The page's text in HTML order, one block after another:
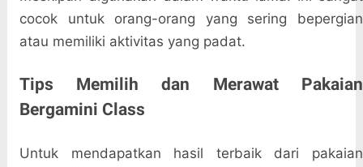
cocok untuk orang-orang yang sering bepergian
atau memiliki aktivitas yang padat.
Tips Memilih dan Merawat Pakaian
Bergamini Class
Untuk mendapatkan hasil terbaik dari pakaian